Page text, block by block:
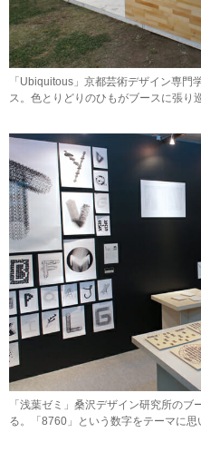
「Ubiquitous」京都芸術デザイン専門
ス。色とりどりのひもがブースに張り
「浅葉ゼミ」桑沢デザイン研究所の
る。「8760」という数字をテーマに